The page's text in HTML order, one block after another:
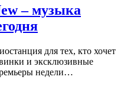
– музыка
для тех, кто хочет
и эксклюзивные
недели…